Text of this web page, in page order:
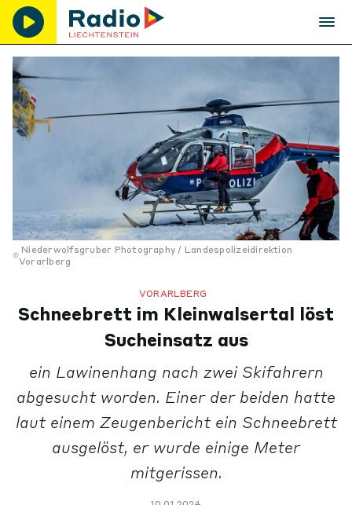
Niederwolfsgruber Photography / Landespolizeidirektion
Vorarlberg
VORARLBERG
Schneebrett im Kleinwalsertal löst
Sucheinsatz aus
ein Lawinenhang nach zwei Skifahrern
abgesucht worden. Einer der beiden hatte
laut einem Zeugenbericht ein Schneebrett
ausgelöst, er wurde einige Meter
mitgerissen.